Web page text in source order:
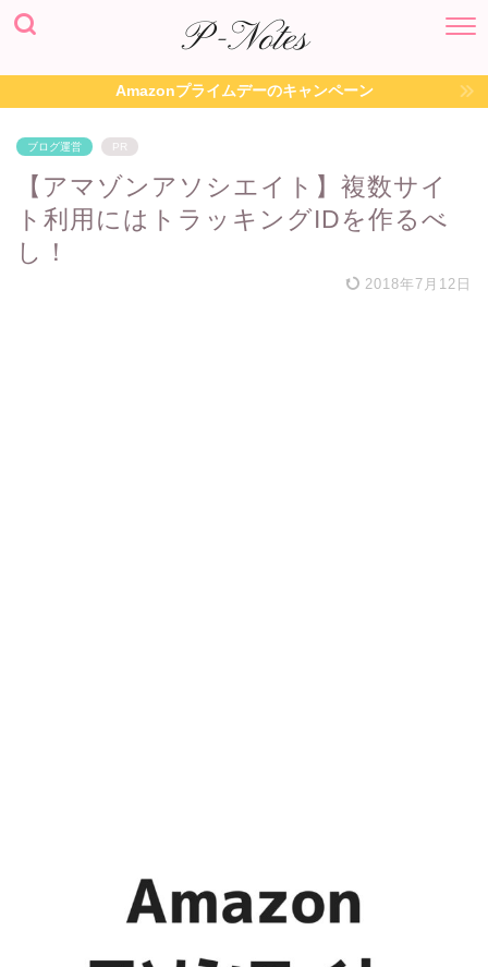
Amazonプライムデーのキャンペーン
ブログ運営 PR
【アマゾンアソシエイト】複数サイ
ト利用にはトラッキングIDを作るべ
し！
2018年7月12日